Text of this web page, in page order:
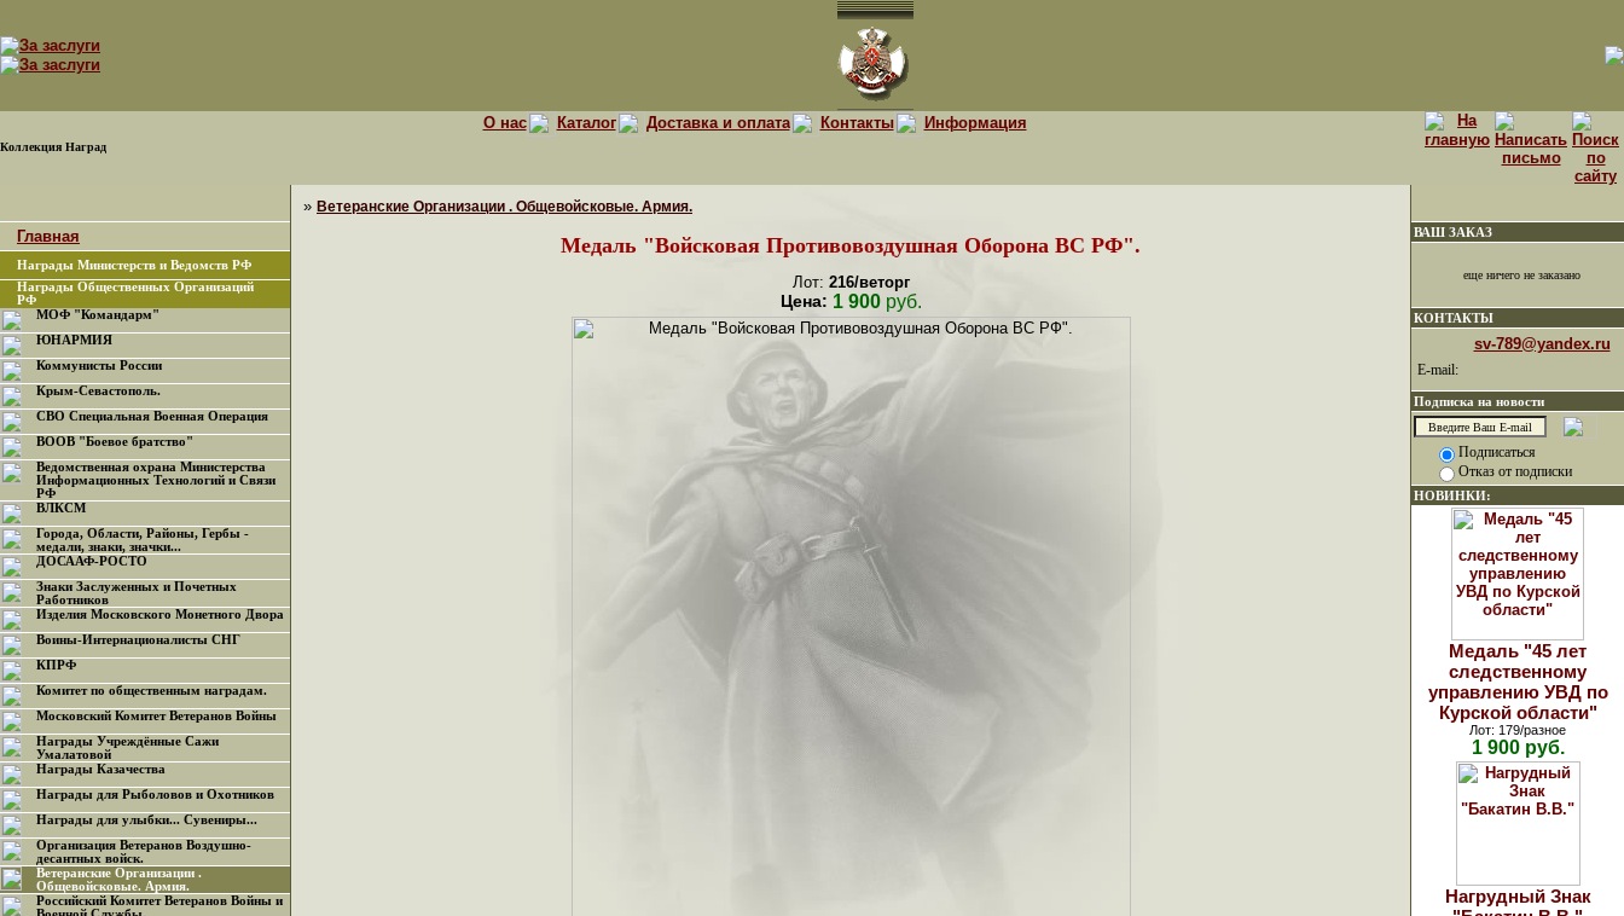
Коллекция Наград
О нас Каталог Доставка и оплата Контакты Информация
Главная
Награды Министерств и Ведомств РФ
Награды Общественных Организаций
РФ
МОФ "Командарм"
ЮНАРМИЯ
Коммунисты России
Крым-Севастополь.
СВО Специальная Военная Операция
ВООВ "Боевое братство"
Ведомственная охрана Министерства
Информационных Технологий и Связи
РФ
ВЛКСМ
Города, Области, Районы, Гербы -
медали, знаки, значки...
ДОСААФ-РОСТО
Знаки Заслуженных и Почетных
Работников
Изделия Московского Монетного Двора
Воины-Интернационалисты СНГ
КПРФ
Комитет по общественным наградам.
Московский Комитет Ветеранов Войны
Награды Учреждённые Сажи
Умалатовой
Награды Казачества
Награды для Рыболовов и Охотников
Награды для улыбки... Сувениры...
Организация Ветеранов Воздушно-
десантных войск.
Ветеранские Организации .
Общевойсковые. Армия.
Российский Комитет Ветеранов Войны и
» Ветеранские Организации . Общевойсковые. Армия.
Медаль "Войсковая Противовоздушная Оборона ВС РФ".
Лот: 216/веторг
Цена: 1 900руб.
ВАШ ЗАКАЗ
еще ничего не заказано
КОНТАКТЫ
sv-789@yandex.ru
E-mail:
Подписка на новости
Подписаться
Отказ от подписки
НОВИНКИ:
Медаль "45 лет
следственному
управлению УВД по
Курской области"
Лот: 179/разное
1 900 руб.
Нагрудный Знак